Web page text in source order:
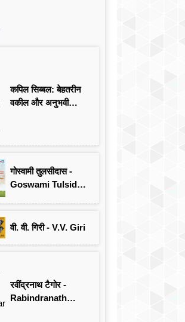
कपिल सिब्बल: बेहतरीन
वकील और अनुभवी
गोस्वामी तुलसीदास -
Goswami Tulsidas:
वी. वी. गिरी - V.V. Giri
रवींद्रनाथ टैगोर -
Rabindranath